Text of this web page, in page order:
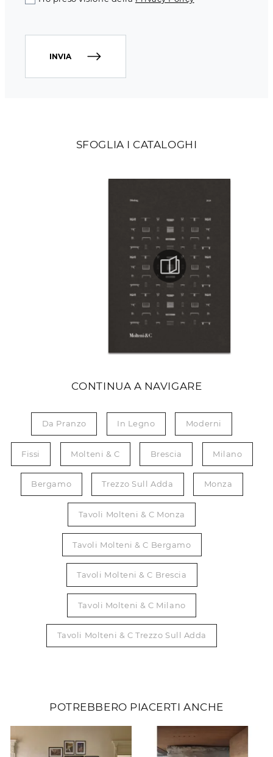
SFOGLIA I CATALOGHI
CONTINUA A NAVIGARE
Da Pranzo In Legno Moderni
Fissi Molteni & C Brescia Milano
Bergamo Trezzo Sull Adda Monza
Tavoli Molteni & C Monza
Tavoli Molteni & C Bergamo
Tavoli Molteni & C Brescia
Tavoli Molteni & C Milano
Tavoli Molteni & C Trezzo Sull Adda
INVIA
POTREBBERO PIACERTI ANCHE